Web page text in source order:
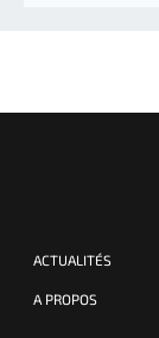
ACTUALITÉS
A PROPOS